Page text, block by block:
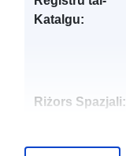
Katalgu:
Riżors Spazjali: